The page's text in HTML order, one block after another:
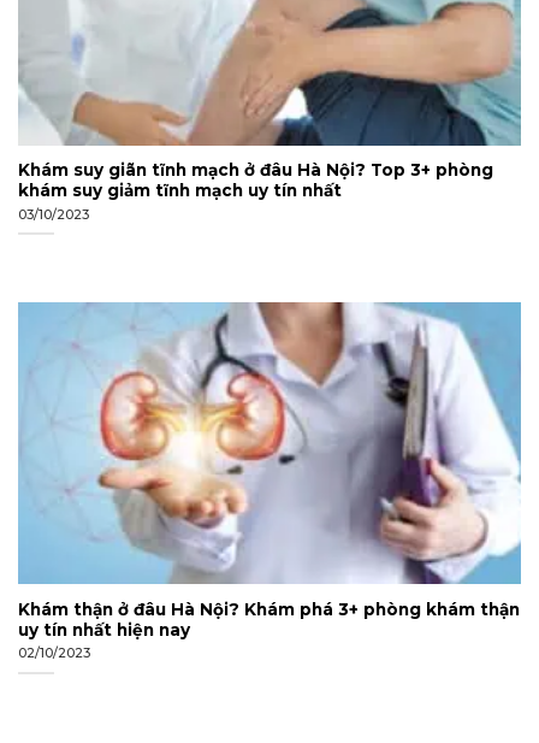
Khám suy giãn tĩnh mạch ở đâu Hà Nội? Top 3+ phòng
khám suy giảm tĩnh mạch uy tín nhất
03/10/2023
Khám thận ở đâu Hà Nội? Khám phá 3+ phòng khám thận
uy tín nhất hiện nay
02/10/2023